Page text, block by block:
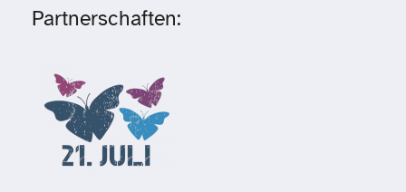
Partnerschaften: